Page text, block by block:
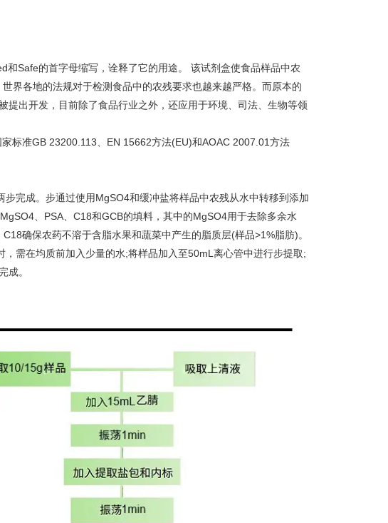
Safe的首字母缩写，诠释了它的用途。 该试剂盒使食品样品中农
界各地的法规对于检测食品中的农残要求也越来越严格。而原本的
提出开发，目前除了食品行业之外，还应用于环境、司法、生物等领
标准GB 23200.113、EN 15662方法(EU)和AOAC 2007.01方法
完成。步通过使用MgSO4和缓冲盐将样品中农残从水中转移到添加
、PSA、C18和GCB的填料，其中的MgSO4用于去除多余水
确保农药不溶于含脂水果和蔬菜中产生的脂质层(样品>1%脂肪)。
需在均质前加入少量的水;将样品加入至50mL离心管中进行步提取;
成。